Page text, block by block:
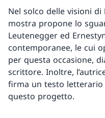
Nel solco delle visioni
mostra propone lo
Leutenegger ed
contemporanee, le cui
per questa occasione,
scrittore. Inoltre,
firma un testo
questo progetto.